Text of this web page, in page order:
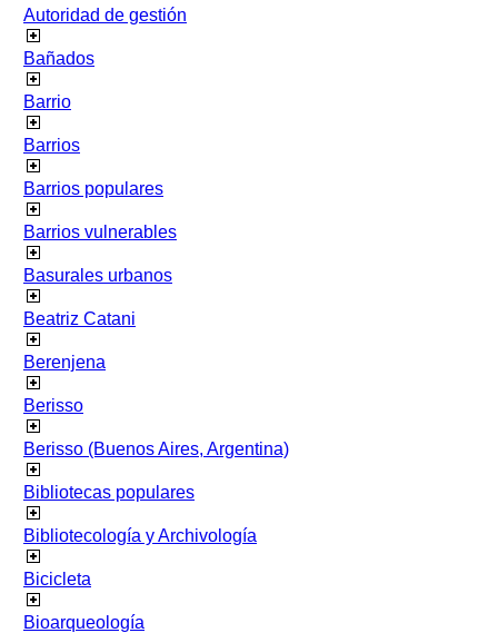
Autoridad de gestión
Bañados
Barrio
Barrios
Barrios populares
Barrios vulnerables
Basurales urbanos
Beatriz Catani
Berenjena
Berisso
Berisso (Buenos Aires, Argentina)
Bibliotecas populares
Bibliotecología y Archivología
Bicicleta
Bioarqueología